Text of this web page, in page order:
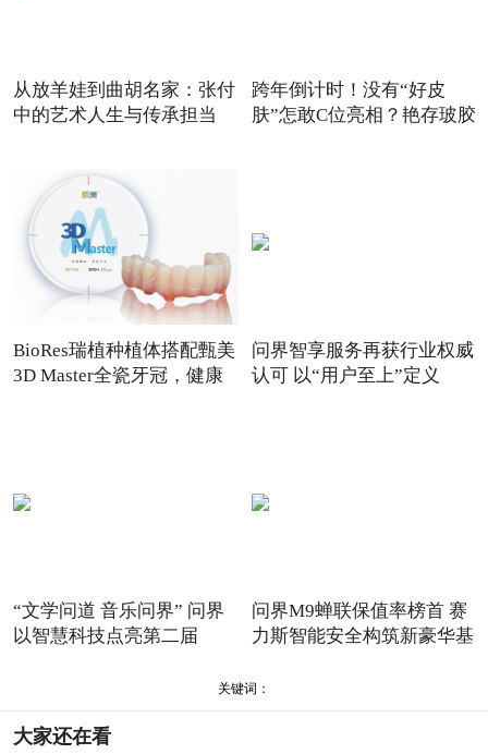
从放羊娃到曲胡名家：张付
中的艺术人生与传承担当
跨年倒计时！没有“好皮
肤”怎敢C位亮相？艳存玻胶
BioRes瑞植种植体搭配甄美
3D Master全瓷牙冠，健康
问界智享服务再获行业权威
认可 以“用户至上”定义
“文学问道 音乐问界” 问界
以智慧科技点亮第二届
问界M9蝉联保值率榜首 赛
力斯智能安全构筑新豪华基
关键词：
大家还在看